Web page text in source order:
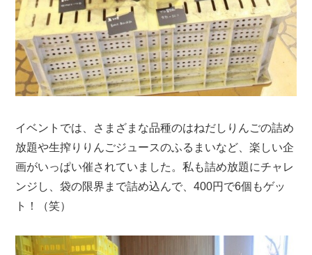
イベントでは、さまざまな品種のはねだしりんごの詰め
放題や生搾りりんごジュースのふるまいなど、楽しい企
画がいっぱい催されていました。私も詰め放題にチャレ
ンジし、袋の限界まで詰め込んで、400円で6個もゲッ
ト！（笑）